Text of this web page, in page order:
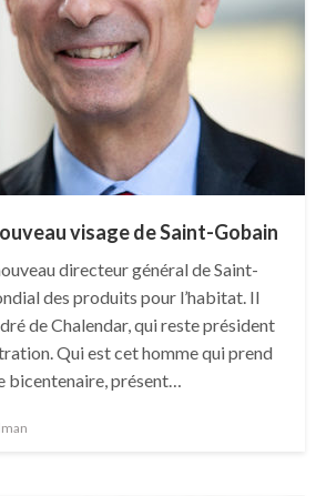
visage de Saint-Gobain
directeur général de Saint-
des produits pour l’habitat. Il
de Chalendar, qui reste président
Qui est cet homme qui prend
bicentenaire, présent…